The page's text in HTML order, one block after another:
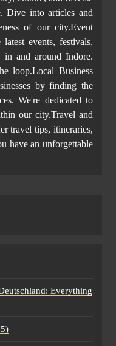
Dive into articles and
of our city.Event
events, festivals,
in and around Indore.
loop.Local Business
by finding the
We're dedicated to
our city.Travel and
travel tips, itineraries,
have an unforgettable
Everything